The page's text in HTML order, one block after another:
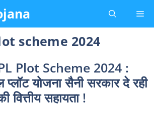
scheme 2024
Plot Scheme 2024 :
प्लॉट योजना सैनी सरकार दे रही
सहायता !